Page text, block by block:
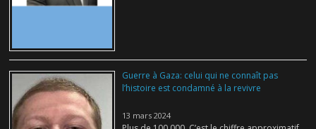
Guerre à Gaza: celui qui ne connaît pas
l’histoire est condamné à la revivre
13 mars 2024